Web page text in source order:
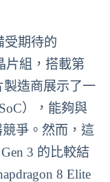
受期待的
片組，搭載第
製造商展示了一
），能夠與
競爭。然而，這
3 的比較結
8 Elite